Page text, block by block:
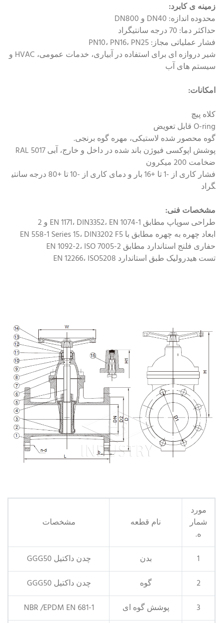
زمینه ی کابرد:
محدوده اندازه: DN40 و DN800
حداکثر دما: 70 درجه سانتیگراد
فشار عملیاتی مجاز: PN10، PN16، PN25
شیر دروازه ای برای استفاده در آبیاری، خدمات عمومی، HVAC و
سیستم های آب
امکانات:
کلاه پیچ
O-ring قابل تعویض
گوه محصور شده لاستیکی، مهره گوه برنجی.
پوشش اپوکسی فیوژن باند شده در داخل و خارج، آبی RAL 5017
ضخامت 200 میکرون
فشار کاری از -1 تا +16 بار و دمای کاری از -10 تا +80 درجه سانتی
گراد
مشخصات فنی:
طراحی سوپاپ مطابق EN 1171، DIN3352، EN 1074-1 و 2
ابعاد چهره به چهره مطابق با EN 558-1 Series 15، DIN3202 F5
حفاری فلنج استاندارد مطابق EN 1092-2، ISO 7005-2
تست هیدرولیک طبق استاندارد EN 12266، ISO5208
مورد
شمار
ه.
نام قطعه مشخصات
1 بدن
چدن داکتیل GGG50
2
گوه
چدن داکتیل GGG50
3
پوشش گوه ای NBR /EPDM EN 681-1